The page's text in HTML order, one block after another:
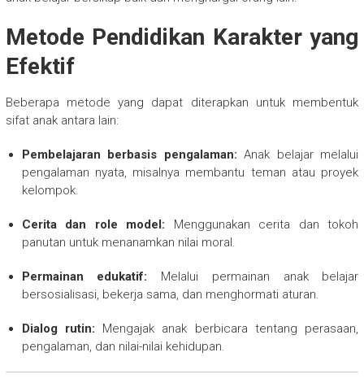
Metode Pendidikan Karakter yang
Efektif
Beberapa metode yang dapat diterapkan untuk membentuk
sifat anak antara lain:
Pembelajaran berbasis pengalaman: Anak belajar melalui
pengalaman nyata, misalnya membantu teman atau proyek
kelompok.
Cerita dan role model: Menggunakan cerita dan tokoh
panutan untuk menanamkan nilai moral.
Permainan edukatif: Melalui permainan anak belajar
bersosialisasi, bekerja sama, dan menghormati aturan.
Dialog rutin: Mengajak anak berbicara tentang perasaan,
pengalaman, dan nilai-nilai kehidupan.